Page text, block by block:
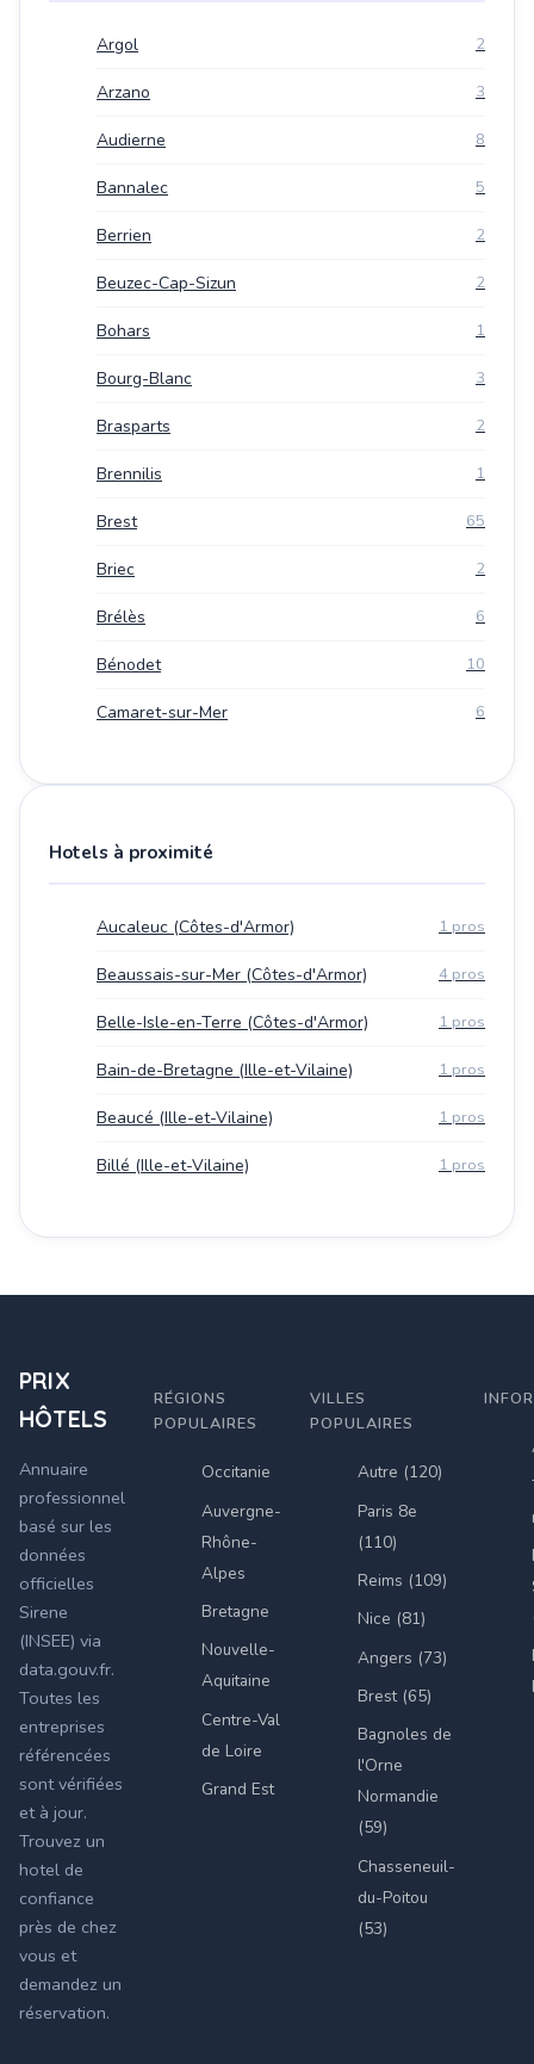
Argol 2
Arzano 3
Audierne 8
Bannalec 5
Berrien 2
Beuzec-Cap-Sizun 2
Bohars 1
Bourg-Blanc 3
Brasparts 2
Brennilis 1
Brest 65
Briec 2
Brélès 6
Bénodet 10
Camaret-sur-Mer 6
Hotels à proximité
Aucaleuc (Côtes-d'Armor) 1 pros
Beaussais-sur-Mer (Côtes-d'Armor) 4 pros
Belle-Isle-en-Terre (Côtes-d'Armor) 1 pros
Bain-de-Bretagne (Ille-et-Vilaine) 1 pros
Beaucé (Ille-et-Vilaine) 1 pros
Billé (Ille-et-Vilaine) 1 pros
PRIX
HÔTELS
Annuaire
professionnel
basé sur les
données
officielles
Sirene
(INSEE) via
data.gouv.fr.
Toutes les
entreprises
référencées
sont vérifiées
et à jour.
Trouvez un
hotel de
confiance
près de chez
vous et
demandez un
réservation.
RÉGIONS
POPULAIRES
Occitanie
Auvergne-
Rhône-
Alpes
Bretagne
Nouvelle-
Aquitaine
Centre-Val
de Loire
Grand Est
VILLES
POPULAIRES
Autre (120)
Paris 8e
(110)
Reims (109)
Nice (81)
Angers (73)
Brest (65)
Bagnoles de
l'Orne
Normandie
(59)
Chasseneuil-
du-Poitou
(53)